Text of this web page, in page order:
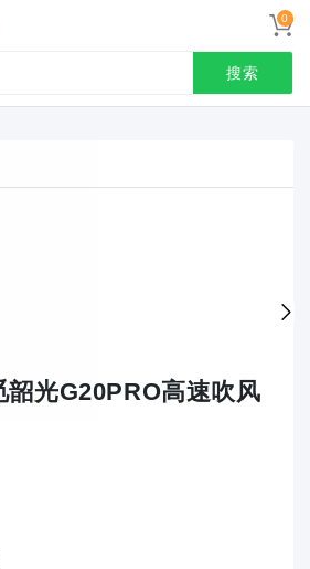
0
搜索
光G20PRO高速吹风